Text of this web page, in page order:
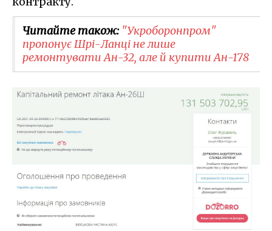
Читайте також: "Укроборонпром"
пропонує Шрі-Ланці не лише
ремонтувати Ан-32, але й купити Ан-178